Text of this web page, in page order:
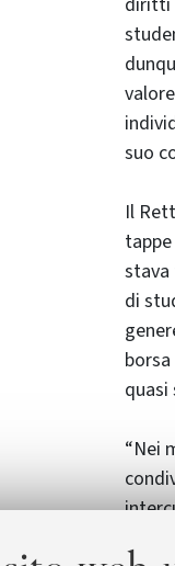
suo
Il
stava
di
“Nei